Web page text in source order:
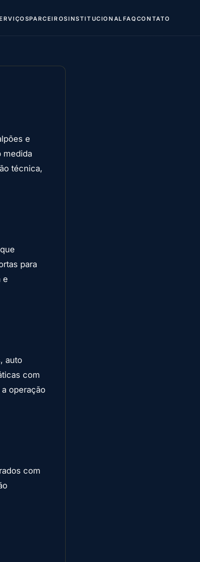
PARCEIROS INSTITUCIONAL FAQCONTATO
e
medida
técnica,
para
e
auto
com
operação
com